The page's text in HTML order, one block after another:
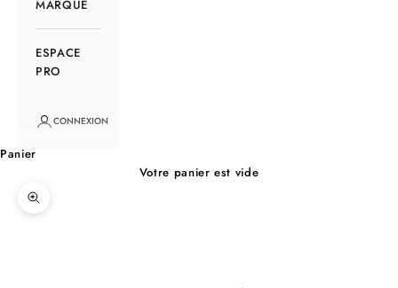
MARQUE
ESPACE
PRO
CONNEXION
Panier
Votre panier est vide
Zoomer sur l'image